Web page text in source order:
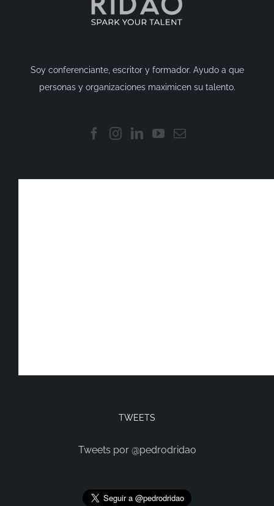
Soy conferenciante, escritor y formador. Ayudo a que
personas y organizaciones maximicen su talento.
TWEETS
Tweets por @pedrodridao